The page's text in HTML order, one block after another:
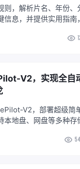
则，解析片名、年份
息，并提供实用指南
V2，实现全自
V2，部署超级简
地盘、网盘等多种存